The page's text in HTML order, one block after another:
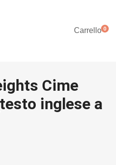
Carrello0
Cime
inglese a